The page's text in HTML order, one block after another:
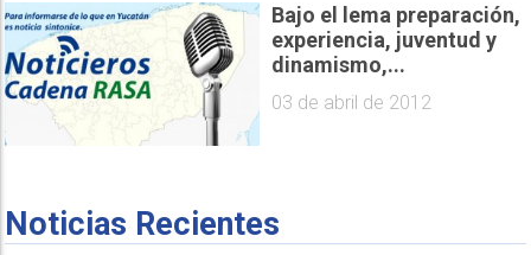
Bajo el lema preparación,
experiencia, juventud y
dinamismo,...
03 de abril de 2012
Noticias Recientes